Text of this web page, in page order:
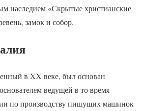
«Скрытые христианские
замок и собор.
в XX веке, был основан
ведущей в то время
по производству пишущих машинок